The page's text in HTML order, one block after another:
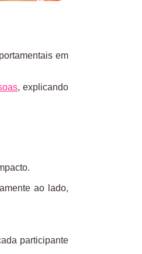
em
, explicando
ao lado,
participante